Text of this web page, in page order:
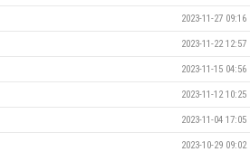
2023-11-27 09:16
2023-11-22 12:57
2023-11-15 04:56
2023-11-12 10:25
2023-11-04 17:05
2023-10-29 09:02